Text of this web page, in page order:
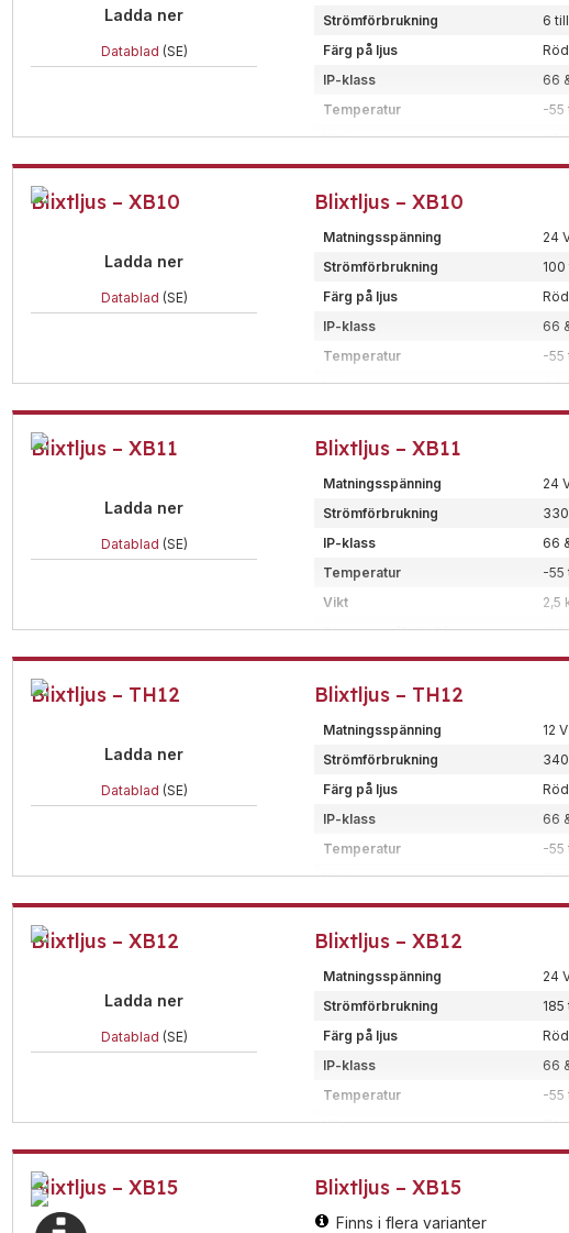
Approval ATEX(EN)
Ledararea
Ex-klassat blixtljus för
Ladda ner
Datablad (SE)
Strömförbrukning
6
Färg på ljus
IP-klass
66
Temperatur
-55
Vikt
1,6
Dimension (BxHxD)
Montering
Kod
5J
Ledararea
Material
Certifiering/klass
Ex-
Typ
standard (Andra färger finns
Blixtljus – XB10
Ladda ner
Datablad (SE)
Blixtljus – XB10
Matningsspänning
24
Strömförbrukning
Färg på ljus
IP-klass
66
Temperatur
-55
Vikt
3,6
Dimension (BxHxD)
Montering
Kod
5J
Ledararea
Material
Certifiering/klass
Typ
Blixtljus – XB11
Ladda ner
Datablad (SE)
Blixtljus – XB11
Matningsspänning
24
Strömförbrukning
IP-klass
66
Temperatur
-55
Vikt
2,5
Dimension (BxHxD)
Montering
Kod
Ledararea
Material
GRP
Certifiering/klass
Ex-
Typ
Ex-klassat blixtljus för
Blixtljus – TH12
Ladda ner
Datablad (SE)
Blixtljus – TH12
Matningsspänning
12
Strömförbrukning
Färg på ljus
IP-klass
66
Temperatur
-55
Vikt
7,6
Dimension (BxHxD)
Montering
Ledararea
Material
Certifiering/klass
Ex-
Typ
Ex-klassat blixtljus för zon 1
Blixtljus – XB12
Ladda ner
Datablad (SE)
Blixtljus – XB12
Matningsspänning
24
Strömförbrukning
Färg på ljus
IP-klass
66
Temperatur
-55
Vikt
7
Dimension (BxHxD)
Montering
Kod
Blixtljus – XB15 Blixtljus – XB15
Finns i flera varianter